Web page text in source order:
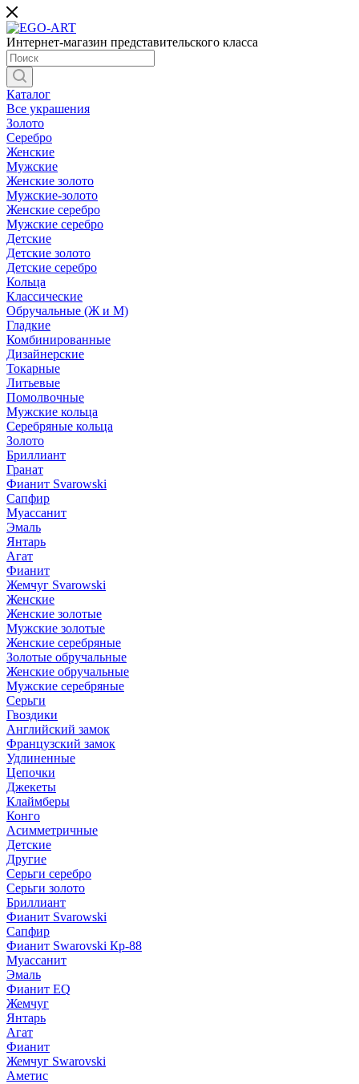
Интернет-магазин представительского класса
Каталог
Все украшения
Золото
Серебро
Женские
Мужские
Женские золото
Мужские-золото
Женские серебро
Мужские серебро
Детские
Детские золото
Детские серебро
Кольца
Классические
Обручальные (Ж и М)
Гладкие
Комбинированные
Дизайнерские
Токарные
Литьевые
Помолвочные
Мужские кольца
Серебряные кольца
Золото
Бриллиант
Гранат
Фианит Svarowski
Сапфир
Муассанит
Эмаль
Янтарь
Агат
Фианит
Жемчуг Svarowski
Женские
Женские золотые
Мужские золотые
Женские серебряные
Золотые обручальные
Женские обручальные
Мужские серебряные
Серьги
Гвоздики
Английский замок
Французский замок
Удлиненные
Цепочки
Джекеты
Клаймберы
Конго
Асимметричные
Детские
Другие
Серьги серебро
Серьги золото
Бриллиант
Фианит Svarowski
Сапфир
Фианит Swarovski Кр-88
Муассанит
Эмаль
Фианит EQ
Жемчуг
Янтарь
Агат
Фианит
Жемчуг Swarovski
Аметис